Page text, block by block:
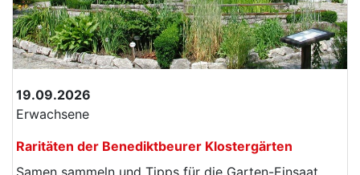
19.09.2026
Erwachsene
Raritäten der Benediktbeurer Klostergärten